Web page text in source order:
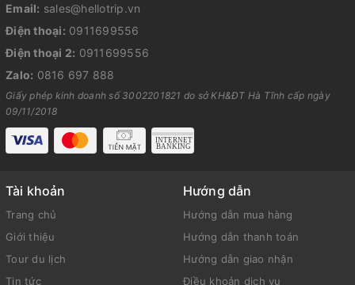
Email: sales@hellotrip.vn
Điện thoại: 0911699556
Điện thoại 2: 0911699556
Zalo: 0816 697 888
Giấy phép kinh doanh số 3002201821 do sở KH&ĐT Hà Tĩnh cấp ngày
09/11/2018
Tài khoản
Trang chủ
Giới thiệu
Tour du lịch
Tin tức
Hướng dẫn
Hướng dẫn mua hàng
Hướng dẫn thanh toán
Hướng dẫn giao nhận
Điều khoản dịch vụ